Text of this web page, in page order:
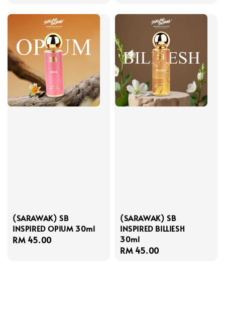
(SARAWAK) SB
INSPIRED OPIUM 30ml
Regular
RM 45.00
(SARAWAK) SB
INSPIRED BILLIESH
30ml
Regular
RM 45.00